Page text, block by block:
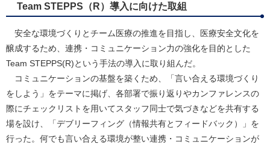
Team STEPPS（R）導入に向けた取組
安全な環境づくりとチーム医療の推進を目指し、医療安全文化を
醸成するため、連携・コミュニケーション力の強化を目的とした
Team STEPPS(R)という手法の導入に取り組んだ。
コミュニケーションの基盤を築くため、「言い合える環境づくり
をしよう」をテーマに掲げ、各部署で振り返りやカンファレンスの
際にチェックリストを用いてスタッフ同士で気づきなどを共有する
場を設け、「デブリーフィング（情報共有とフィードバック）」を
行った。何でも言い合える環境が整い連携・コミュニケーションが